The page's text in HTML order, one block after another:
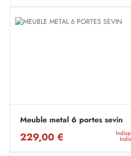
Meuble metal 6 portes sevin
229,00 €